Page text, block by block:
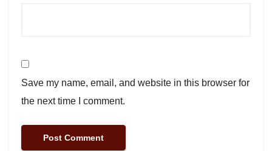
Save my name, email, and website in this browser for
the next time I comment.